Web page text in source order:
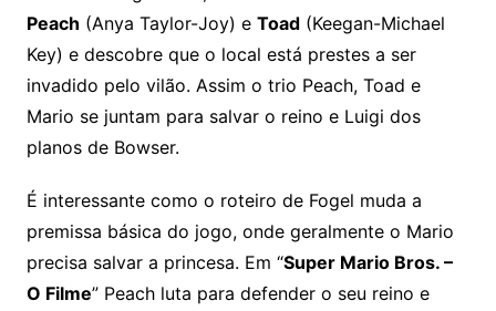
Peach (Anya Taylor-Joy) e Toad(Keegan-Michael
Key) e descobre que o local está prestes a ser
invadido pelo vilão. Assim o trio Peach, Toad e
Mario se juntam para salvar o reino e Luigi dos
planos de Bowser.
É interessante como o roteiro de Fogel muda a
premissa básica do jogo, onde geralmente o Mario
precisa salvar a princesa. Em “Super Mario Bros. –
O Filme” Peach luta para defender o seu reino e